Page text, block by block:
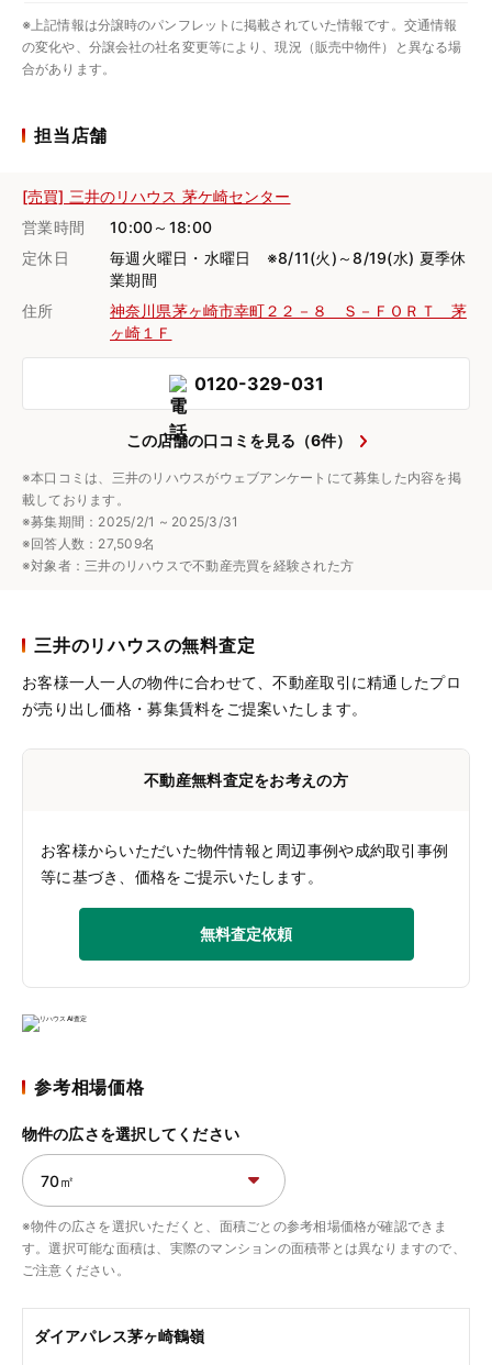
※上記情報は分譲時のパンフレットに掲載されていた情報です。交通情報
の変化や、分譲会社の社名変更等により、現況（販売中物件）と異なる場
合があります。
担当店舗
[売買] 三井のリハウス 茅ケ崎センター
営業時間
10:00～18:00
定休日
毎週火曜日・水曜日 ※8/11(火)～8/19(水) 夏季休
業期間
住所
神奈川県茅ヶ崎市幸町２２－８ Ｓ－ＦＯＲＴ 茅
ヶ崎１Ｆ
0120-329-031
この店舗の口コミを見る（6件）
※本口コミは、三井のリハウスがウェブアンケートにて募集した内容を掲
載しております。
※募集期間：2025/2/1 ~ 2025/3/31
※回答人数：27,509名
※対象者：三井のリハウスで不動産売買を経験された方
三井のリハウスの無料査定
お客様一人一人の物件に合わせて、不動産取引に精通したプロ
が売り出し価格・募集賃料をご提案いたします。
不動産無料査定をお考えの方
お客様からいただいた物件情報と周辺事例や成約取引事例
等に基づき、価格をご提示いたします。
無料査定依頼
参考相場価格
ダイアパレス茅ヶ崎鶴嶺
物件の広さを選択してください
※物件の広さを選択いただくと、面積ごとの参考相場価格が確認できま
す。選択可能な面積は、実際のマンションの面積帯とは異なりますので、
ご注意ください。